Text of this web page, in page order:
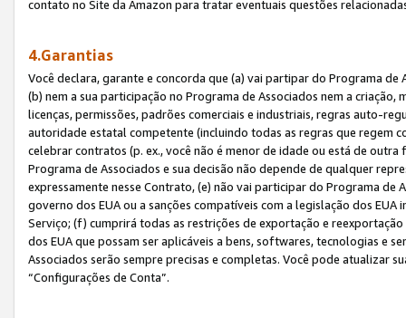
contato no Site da Amazon para tratar eventuais questões
4.Garantias
Você declara, garante e concorda que (a) vai partipar do Programa
(b) nem a sua participação no Programa de Associados nem a
licenças, permissões, padrões comerciais e industriais, regras auto-
autoridade estatal competente (incluindo todas as regras que regem
celebrar contratos (p. ex., você não é menor de idade ou está de
Programa de Associados e sua decisão não depende de qualquer
expressamente nesse Contrato, (e) não vai participar do Programa
governo dos EUA ou a sanções compatíveis com a legislação dos
Serviço; (f) cumprirá todas as restrições de exportação e
dos EUA que possam ser aplicáveis a bens, softwares, tecnologias e
Associados serão sempre precisas e completas. Você pode atualizar
“Configurações de Conta”.